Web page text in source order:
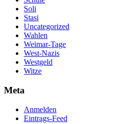
Soli
Stasi
Uncategorized
Wahlen
Weimar-Tage
West-Nazis
Westgeld
Witze
Meta
Anmelden
Eintrags-Feed